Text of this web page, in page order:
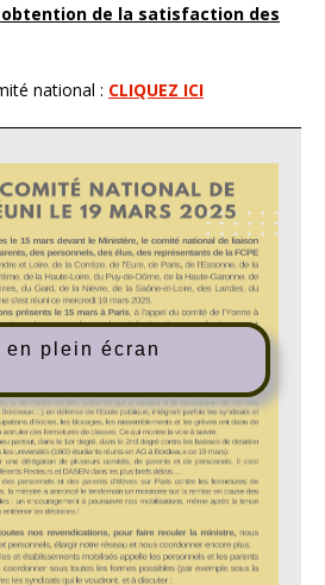
de la satisfaction des
national : CLIQUEZ ICI
en plein écran